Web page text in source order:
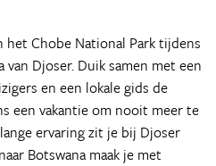
het Chobe National Park tijdens
van Djoser. Duik samen met een
en een lokale gids de
een vakantie om nooit meer te
ervaring zit je bij Djoser
Botswana maak je met